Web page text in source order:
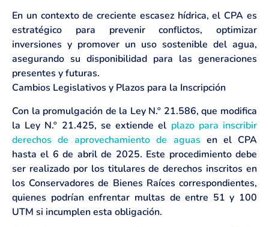
En un contexto de creciente escasez hídrica, el CPA es
estratégico para prevenir conflictos, optimizar
inversiones y promover un uso sostenible del agua,
asegurando su disponibilidad para las generaciones
presentes y futuras.
Cambios Legislativos y Plazos para la Inscripción
Con la promulgación de la Ley N.º 21.586, que modifica
la Ley N.º 21.425, se extiende el plazo para inscribir
derechos de aprovechamiento de aguas en el CPA
hasta el 6 de abril de 2025. Este procedimiento debe
ser realizado por los titulares de derechos inscritos en
los Conservadores de Bienes Raíces correspondientes,
quienes podrían enfrentar multas de entre 51 y 100
UTM si incumplen esta obligación.